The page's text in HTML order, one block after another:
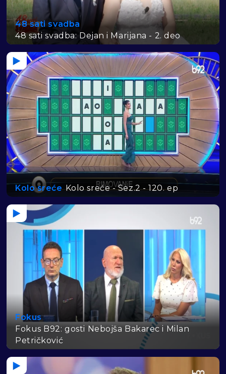
48 sati svadba
48 sati svadba: Dejan i Marijana - 2. deo
Kolo sreće Kolo sreće - Sez.2 - 120. ep
Fokus
Fokus B92: gosti Nebojša Bakarec i Milan
Petričković